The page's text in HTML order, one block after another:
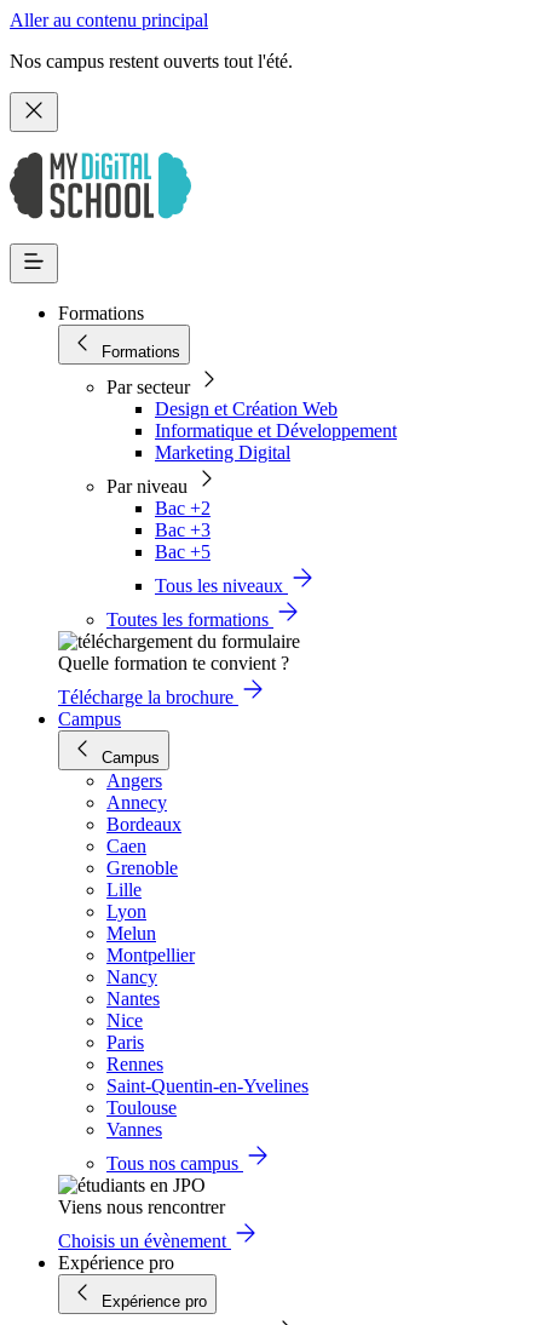
Aller au contenu principal
Nos campus restent ouverts tout l'été.
Formations
Formations
Par secteur
Design et Création Web
Informatique et Développement
Marketing Digital
Par niveau
Bac +2
Bac +3
Bac +5
Tous les niveaux
Toutes les formations
Quelle formation te convient ?
Télécharge la brochure
Campus
Campus
Angers
Annecy
Bordeaux
Caen
Grenoble
Lille
Lyon
Melun
Montpellier
Nancy
Nantes
Nice
Paris
Rennes
Saint-Quentin-en-Yvelines
Toulouse
Vannes
Tous nos campus
Viens nous rencontrer
Choisis un évènement
Expérience pro
Expérience pro